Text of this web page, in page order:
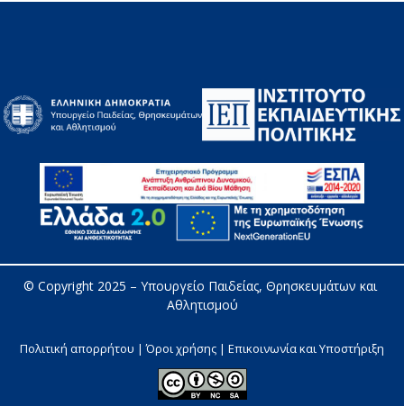
© Copyright 2025 – Υπουργείο Παιδείας, Θρησκευμάτων και
Αθλητισμού
Πολιτική απορρήτου | Όροι χρήσης | Επικοινωνία και Υποστήριξη